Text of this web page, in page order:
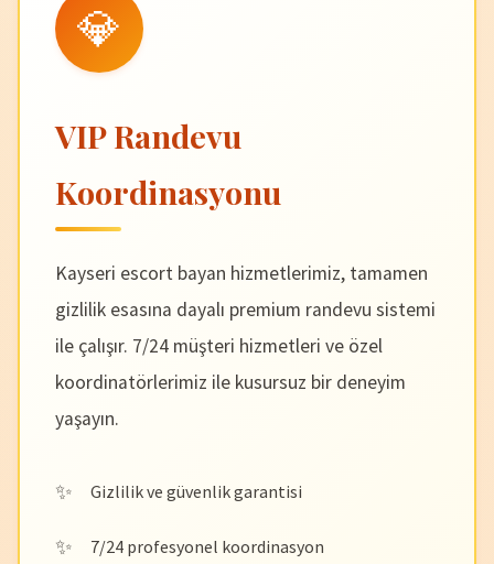
💎
VIP Randevu
Koordinasyonu
Kayseri escort bayan hizmetlerimiz, tamamen
gizlilik esasına dayalı premium randevu sistemi
ile çalışır. 7/24 müşteri hizmetleri ve özel
koordinatörlerimiz ile kusursuz bir deneyim
yaşayın.
Gizlilik ve güvenlik garantisi
7/24 profesyonel koordinasyon